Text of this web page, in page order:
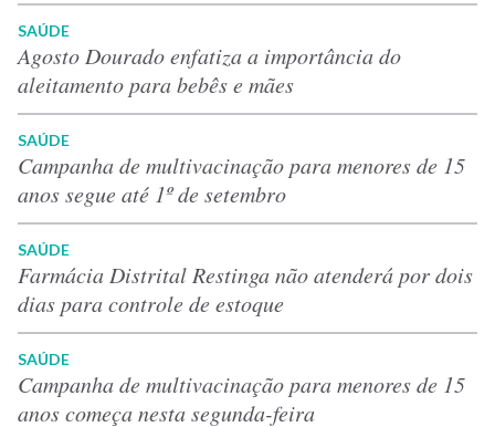
SAÚDE
Agosto Dourado enfatiza a importância do
aleitamento para bebês e mães
SAÚDE
Campanha de multivacinação para menores de 15
anos segue até 1º de setembro
SAÚDE
Farmácia Distrital Restinga não atenderá por dois
dias para controle de estoque
SAÚDE
Campanha de multivacinação para menores de 15
anos começa nesta segunda-feira